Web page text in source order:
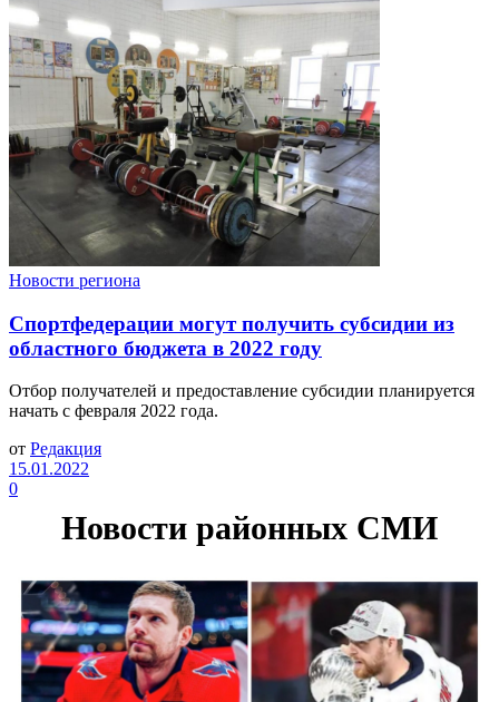
Новости региона
Спортфедерации могут получить субсидии из
областного бюджета в 2022 году
Отбор получателей и предоставление субсидии планируется
начать с февраля 2022 года.
от Редакция
15.01.2022
0